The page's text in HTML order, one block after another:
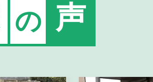
の 声